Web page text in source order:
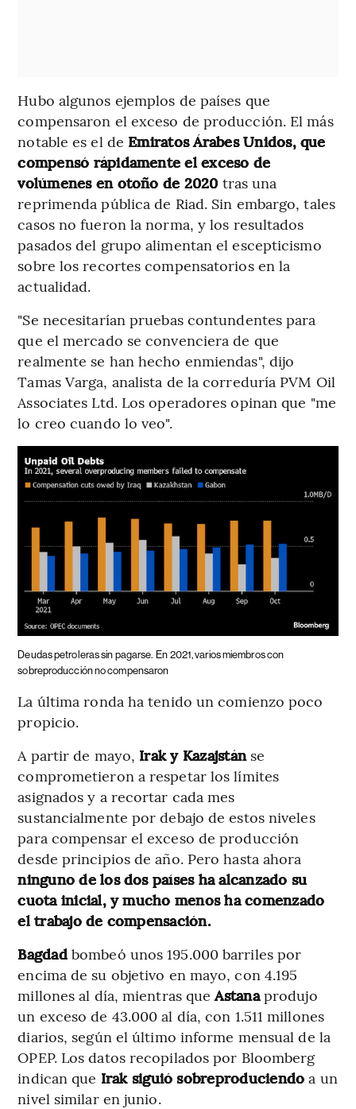
Hubo algunos ejemplos de países que
compensaron el exceso de producción. El más
notable es el de Emiratos Árabes Unidos, que
compensó rápidamente el exceso de
volúmenes en otoño de 2020 tras una
reprimenda pública de Riad. Sin embargo, tales
casos no fueron la norma, y los resultados
pasados del grupo alimentan el escepticismo
sobre los recortes compensatorios en la
actualidad.
"Se necesitarían pruebas contundentes para
que el mercado se convenciera de que
realmente se han hecho enmiendas", dijo
Tamas Varga, analista de la correduría PVM Oil
Associates Ltd. Los operadores opinan que "me
lo creo cuando lo veo".
Deudas petroleras sin pagarse. En 2021, varios miembros con
sobreproducción no compensaron
La última ronda ha tenido un comienzo poco
propicio.
A partir de mayo, Irak y Kazajstánse
comprometieron a respetar los límites
asignados y a recortar cada mes
sustancialmente por debajo de estos niveles
para compensar el exceso de producción
desde principios de año. Pero hasta ahora
ninguno de los dos países ha alcanzado su
cuota inicial, y mucho menos ha comenzado
el trabajo de compensación.
Bagdadbombeó unos 195.000 barriles por
encima de su objetivo en mayo, con 4.195
millones al día, mientras queAstanaprodujo
un exceso de 43.000 al día, con 1.511 millones
diarios, según el último informe mensual de la
OPEP. Los datos recopilados por Bloomberg
indican que Irak siguió sobreproduciendo a un
nivel similar en junio.